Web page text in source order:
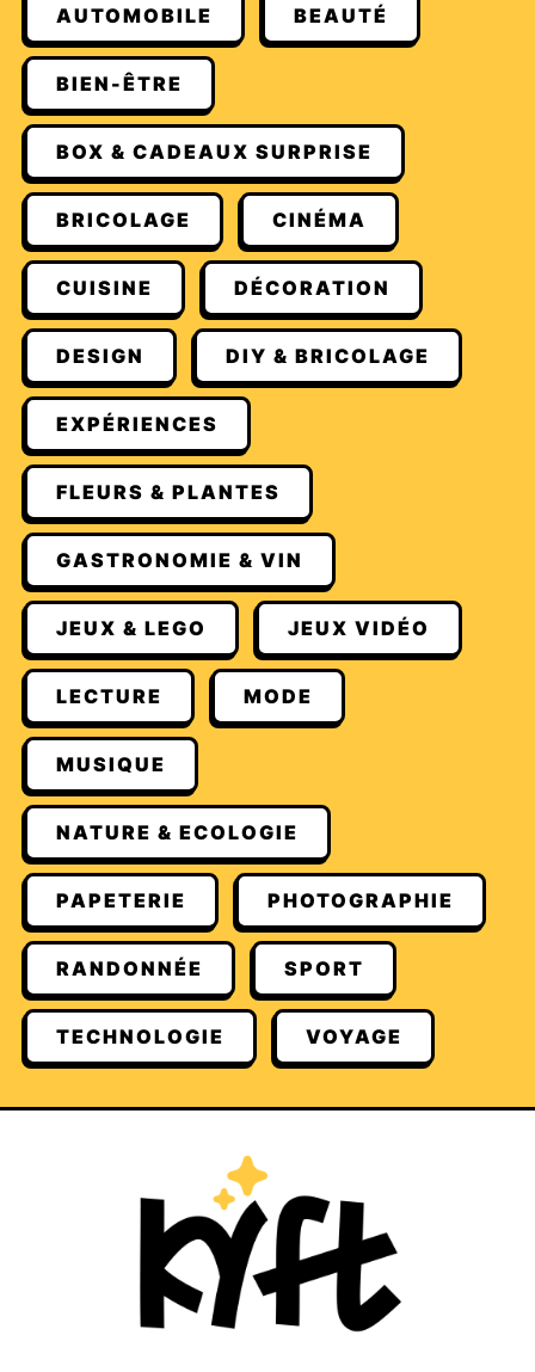
AUTOMOBILE BEAUTÉ
BIEN-ÊTRE
BOX & CADEAUX SURPRISE
BRICOLAGE CINÉMA
CUISINE DÉCORATION
DESIGN DIY & BRICOLAGE
EXPÉRIENCES
FLEURS & PLANTES
GASTRONOMIE & VIN
JEUX & LEGO JEUX VIDÉO
LECTURE MODE
MUSIQUE
NATURE & ECOLOGIE
PAPETERIE PHOTOGRAPHIE
RANDONNÉE SPORT
TECHNOLOGIE VOYAGE